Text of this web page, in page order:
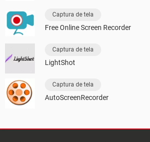
Captura de tela
Free Online Screen Recorder
Captura de tela
LightShot
Captura de tela
AutoScreenRecorder